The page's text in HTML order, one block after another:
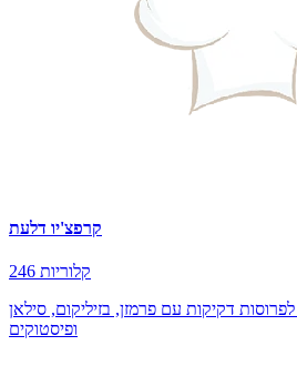
קרפצ'יו דלעת
246 קלוריות
דקיקות עם פרמזן, בזיליקום, סילאן
ופיסטוקים